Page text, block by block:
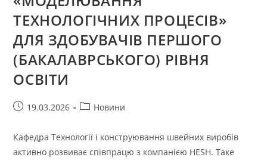
ТЕХНОЛОГІЧНИХ ПРОЦЕСІВ»
ДЛЯ ЗДОБУВАЧІВ ПЕРШОГО
(БАКАЛАВРСЬКОГО) РІВНЯ
ОСВІТИ
Запис19.03.2026
Категорія
Новини
Кафедра Технології і конструювання швейних виробів
активно розвиває співпрацю з компанією HESH. Таке